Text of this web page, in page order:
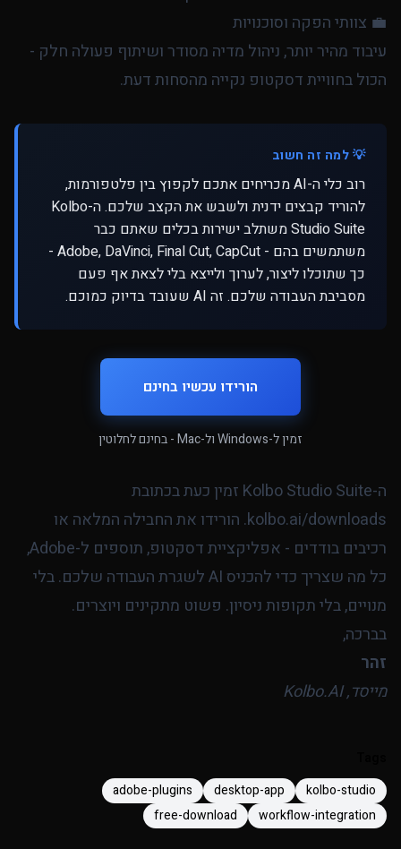
💼 צוותי הפקה וסוכנויות
עיבוד מהיר יותר, ניהול מדיה מסודר ושיתוף פעולה חלק -
הכול בחוויית דסקטופ נקייה מהסחות דעת.
💡 למה זה חשוב
רוב כלי ה-AI מכריחים אתכם לקפוץ בין פלטפורמות,
להוריד קבצים ידנית ולשבש את הקצב שלכם. ה-Kolbo
Studio Suite משתלב ישירות בכלים שאתם כבר
משתמשים בהם - Adobe, DaVinci, Final Cut, CapCut -
כך שתוכלו ליצור, לערוך ולייצא בלי לצאת אף פעם
מסביבת העבודה שלכם. זה AI שעובד בדיוק כמוכם.
הורידו עכשיו בחינם
זמין ל-Windows ול-Mac - בחינם לחלוטין
ה-Kolbo Studio Suite זמין כעת בכתובת
kolbo.ai/downloads. הורידו את החבילה המלאה או
רכיבים בודדים - אפליקציית דסקטופ, תוספים ל-Adobe,
כל מה שצריך כדי להכניס AI לשגרת העבודה שלכם. בלי
מנויים, בלי תקופות ניסיון. פשוט מתקינים ויוצרים.
בברכה,
זהר
מייסד, Kolbo.AI
kolbo-studio
desktop-app
adobe-plugins
workflow-integration
free-download